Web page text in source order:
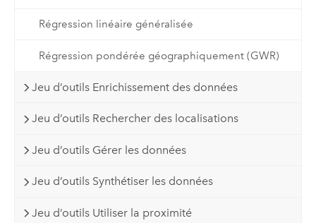
Régression linéaire généralisée
Régression pondérée géographiquement (GWR)
Jeu d’outils Enrichissement des données
Jeu d’outils Rechercher des localisations
Jeu d’outils Gérer les données
Jeu d’outils Synthétiser les données
Jeu d’outils Utiliser la proximité